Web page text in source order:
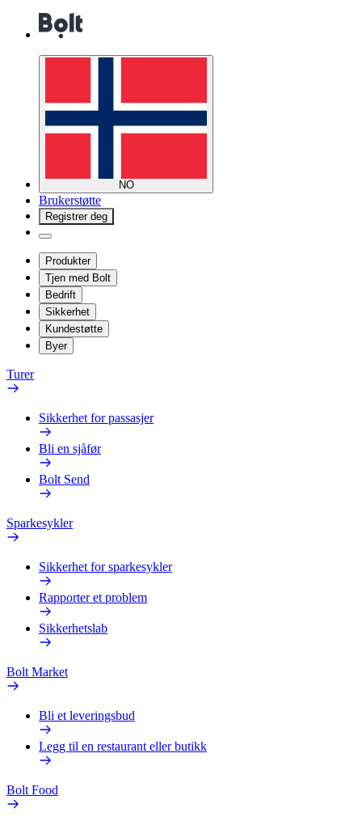
NO
Brukerstøtte
Registrer deg
Produkter
Tjen med Bolt
Bedrift
Sikkerhet
Kundestøtte
Byer
Turer
Sikkerhet for passasjer
Bli en sjåfør
Bolt Send
Sparkesykler
Sikkerhet for sparkesykler
Rapporter et problem
Sikkerhetslab
Bolt Market
Bli et leveringsbud
Legg til en restaurant eller butikk
Bolt Food